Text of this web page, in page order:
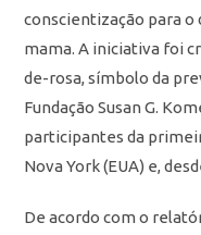
conscientização para o
mama. A iniciativa foi
de-rosa, símbolo da
Fundação Susan G.
participantes da
Nova York (EUA) e,
De acordo com o